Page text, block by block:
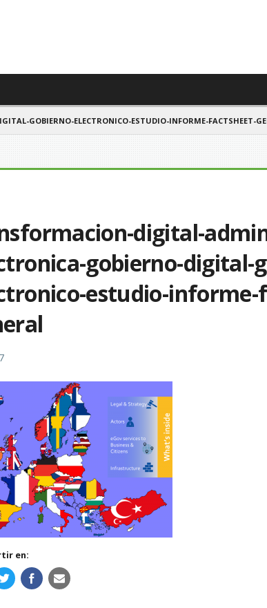
GOBIERNO-ELECTRONICO-ESTUDIO-INFORME-FACTSHEET-
digital-
gobierno-digital-
estudio-informe-
en: